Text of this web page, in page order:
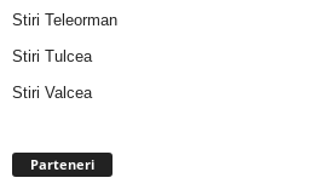
Stiri Teleorman
Stiri Tulcea
Stiri Valcea
Parteneri